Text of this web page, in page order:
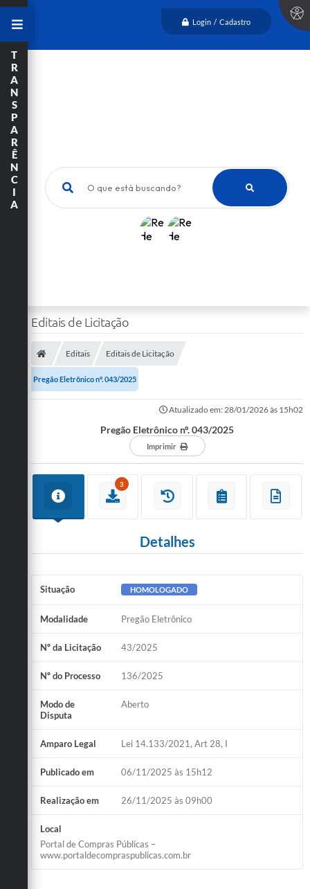
Login / Cadastro
O que está buscando?
T
R
A
N
S
P
A
R
Ê
N
C
I
A
Editais de Licitação
Editais Editais de Licitação
Pregão Eletrônico nº. 043/2025
Atualizado em: 28/01/2026 às 15h02
Pregão Eletrônico nº. 043/2025
Imprimir
3
Detalhes
Situação HOMOLOGADO
Modalidade Pregão Eletrônico
Nº da Licitação 43/2025
Nº do Processo 136/2025
Modo de
Disputa
Aberto
Amparo Legal Lei 14.133/2021, Art 28, I
Publicado em 06/11/2025 às 15h12
Realização em 26/11/2025 às 09h00
Local
Portal de Compras Públicas –
www.portaldecompraspublicas.com.br